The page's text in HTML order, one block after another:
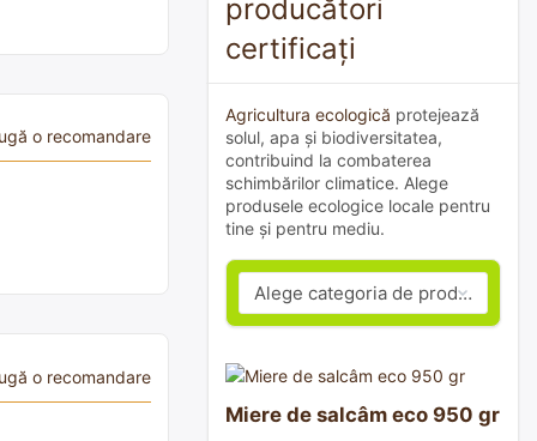
o recomandare
o recomandare
producători
certificați
Agricultura ecologică protejează
solul, apa și biodiversitatea,
contribuind la combaterea
schimbărilor climatice. Alege
produsele ecologice locale pentru
tine și pentru mediu.
Miere de salcâm eco 950 gr